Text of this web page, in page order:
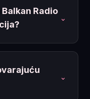
Radio
⌄
⌄